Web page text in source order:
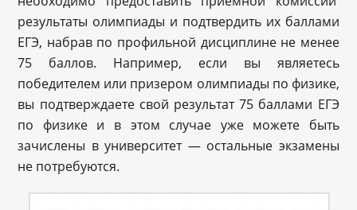
результаты олимпиады и подтвердить их баллами
ЕГЭ, набрав по профильной дисциплине не менее
75 баллов. Например, если вы являетесь
победителем или призером олимпиады по физике,
вы подтверждаете свой результат 75 баллами ЕГЭ
по физике и в этом случае уже можете быть
зачислены в университет — остальные экзамены
не потребуются.